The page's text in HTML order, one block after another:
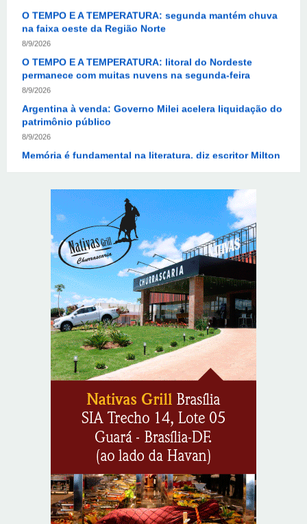
O TEMPO E A TEMPERATURA: litoral do Nordeste
permanece com muitas nuvens na segunda-feira
Argentina à venda: Governo Milei acelera liquidação do
patrimônio público
Memória é fundamental na literatura, diz escritor Milton
Hatoum
Avanço da IA corrói financiamento do jornalismo
profissional no Brasil
Opinião: Reflexão sobre a dor
8/10/2026
O TEMPO E A TEMPERATURA: frio aumenta e chuva
persiste em áreas do Sul nesta segunda-feira (10)
O TEMPO E A TEMPERATURA: Centro-Oeste segue com
calor e baixa umidade na segunda-feira (10)
temperaturas diminuem no Sudeste nesta segunda-feira
na faixa oeste da Região Norte
O TEMPO E A TEMPERATURA: litoral do Nordeste
permanece com muitas nuvens na segunda-feira